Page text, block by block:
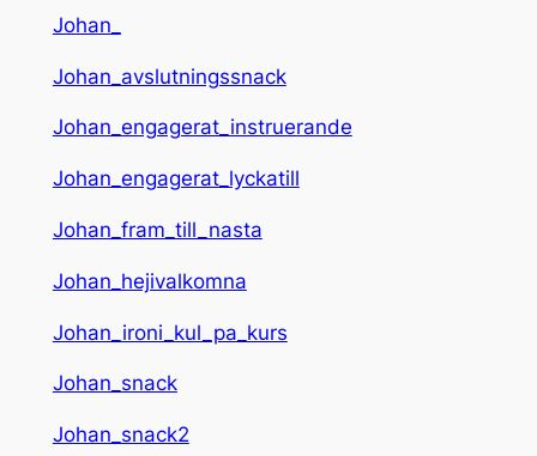
Johan_
Johan_avslutningssnack
Johan_engagerat_instruerande
Johan_engagerat_lyckatill
Johan_fram_till_nasta
Johan_hejivalkomna
Johan_ironi_kul_pa_kurs
Johan_snack
Johan_snack2